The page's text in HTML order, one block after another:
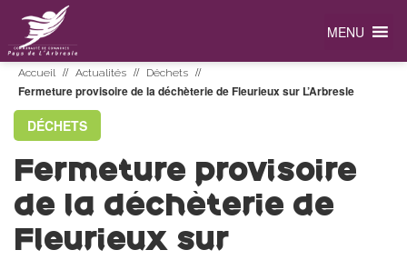
MENU
Accueil // Actualités // Déchets //
Fermeture provisoire de la déchèterie de Fleurieux sur L’Arbresle
DÉCHETS
Fermeture provisoire
de la déchèterie de
Fleurieux sur